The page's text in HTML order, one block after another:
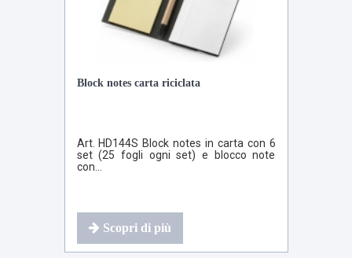
Block notes carta riciclata
Art. HD144S Block notes in carta con 6
set (25 fogli ogni set) e blocco note
con...
Scopri di più